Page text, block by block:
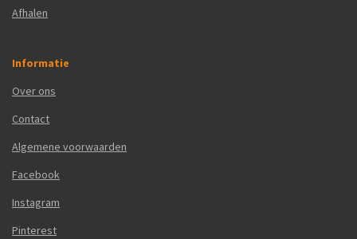
Afhalen
Informatie
Over ons
Contact
Algemene voorwaarden
Facebook
Instagram
Pinterest